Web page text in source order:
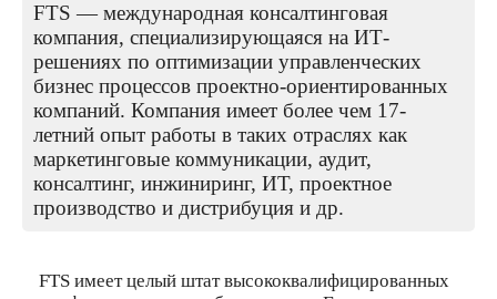
FTS — международная консалтинговая
компания, специализирующаяся на ИТ-
решениях по оптимизации управленческих
бизнес процессов проектно-ориентированных
компаний. Компания имеет более чем 17-
летний опыт работы в таких отраслях как
маркетинговые коммуникации, аудит,
консалтинг, инжиниринг, ИТ, проектнoe
производство и дистрибуция и др.
FTS имеет целый штат высококвалифицированных